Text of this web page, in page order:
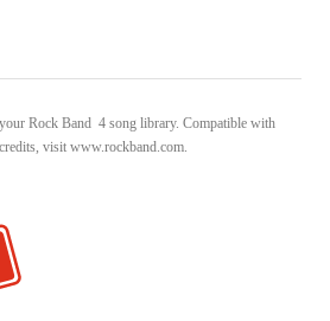
Rock Band 4 song library. Compatible with
visit www.rockband.com.